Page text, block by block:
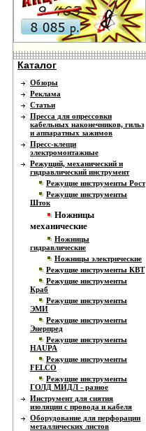
Каталог
Обзоры
Реклама
Статьи
Пресса для опрессовки
кабельных наконечников, гильз
и аппаратных зажимов
Пресс-клещи
электромонтажные
Режущий, механический и
гидравлический инструмент
Режущие инструменты Рост
Режущие инструменты
Шток
Ножницы
механические
Ножницы
гидравлические
Ножницы электрические
Режущие инструменты КВТ
Режущие инструменты
Краб
Режущие инструменты
ЭМИ
Режущие инструменты
Энерпред
Режущие инструменты
HAUPA
Режущие инструменты
FELCO
Режущие инструменты
ГОЛД МИДЛ - разное
Инструмент для снятия
изоляции с провода и кабеля
Оборудование для перфорации
металлических листов